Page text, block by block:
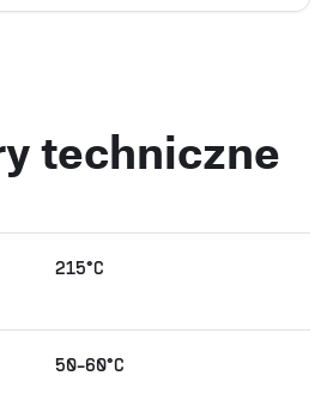
techniczne
215°C
50-60°C